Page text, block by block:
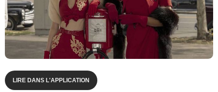
LIRE DANS L'APPLICATION